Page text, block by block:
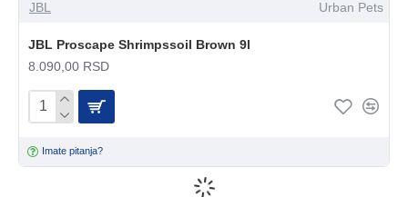
JBL Urban Pets
JBL Proscape Shrimpssoil Brown 9l
8.090,00 RSD
Imate pitanja?